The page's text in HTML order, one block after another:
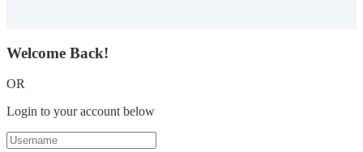
Welcome Back!
OR
Login to your account below